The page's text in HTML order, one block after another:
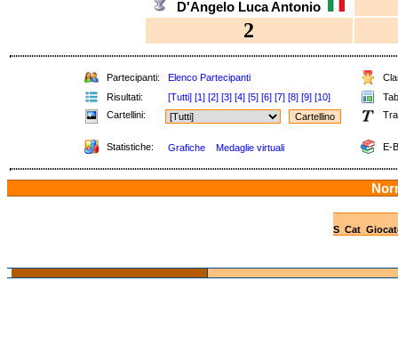
D'Angelo Luca Antonio
2
Partecipanti: Elenco Partecipanti
Risultati:
[Tutti] [1] [2] [3] [4] [5] [6] [7] [8] [9] [10]
Cartellini:
Statistiche: Grafiche Medaglie virtuali E-
S Cat